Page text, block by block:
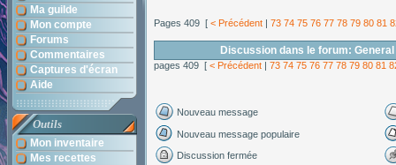
Ma guilde
Mon compte
Forums
Commentaires
Captures d'écran
Aide
Outils
Mon inventaire
Mes recettes
Pages 409 [ < Précédent | 73 74 75 76 77 78 79 80 81
Discussion dans le forum:
pages 409 [ < Précédent | 73 74 75 76 77 78 79 80 81
Nouveau message
Nouveau message populaire
Discussion fermée